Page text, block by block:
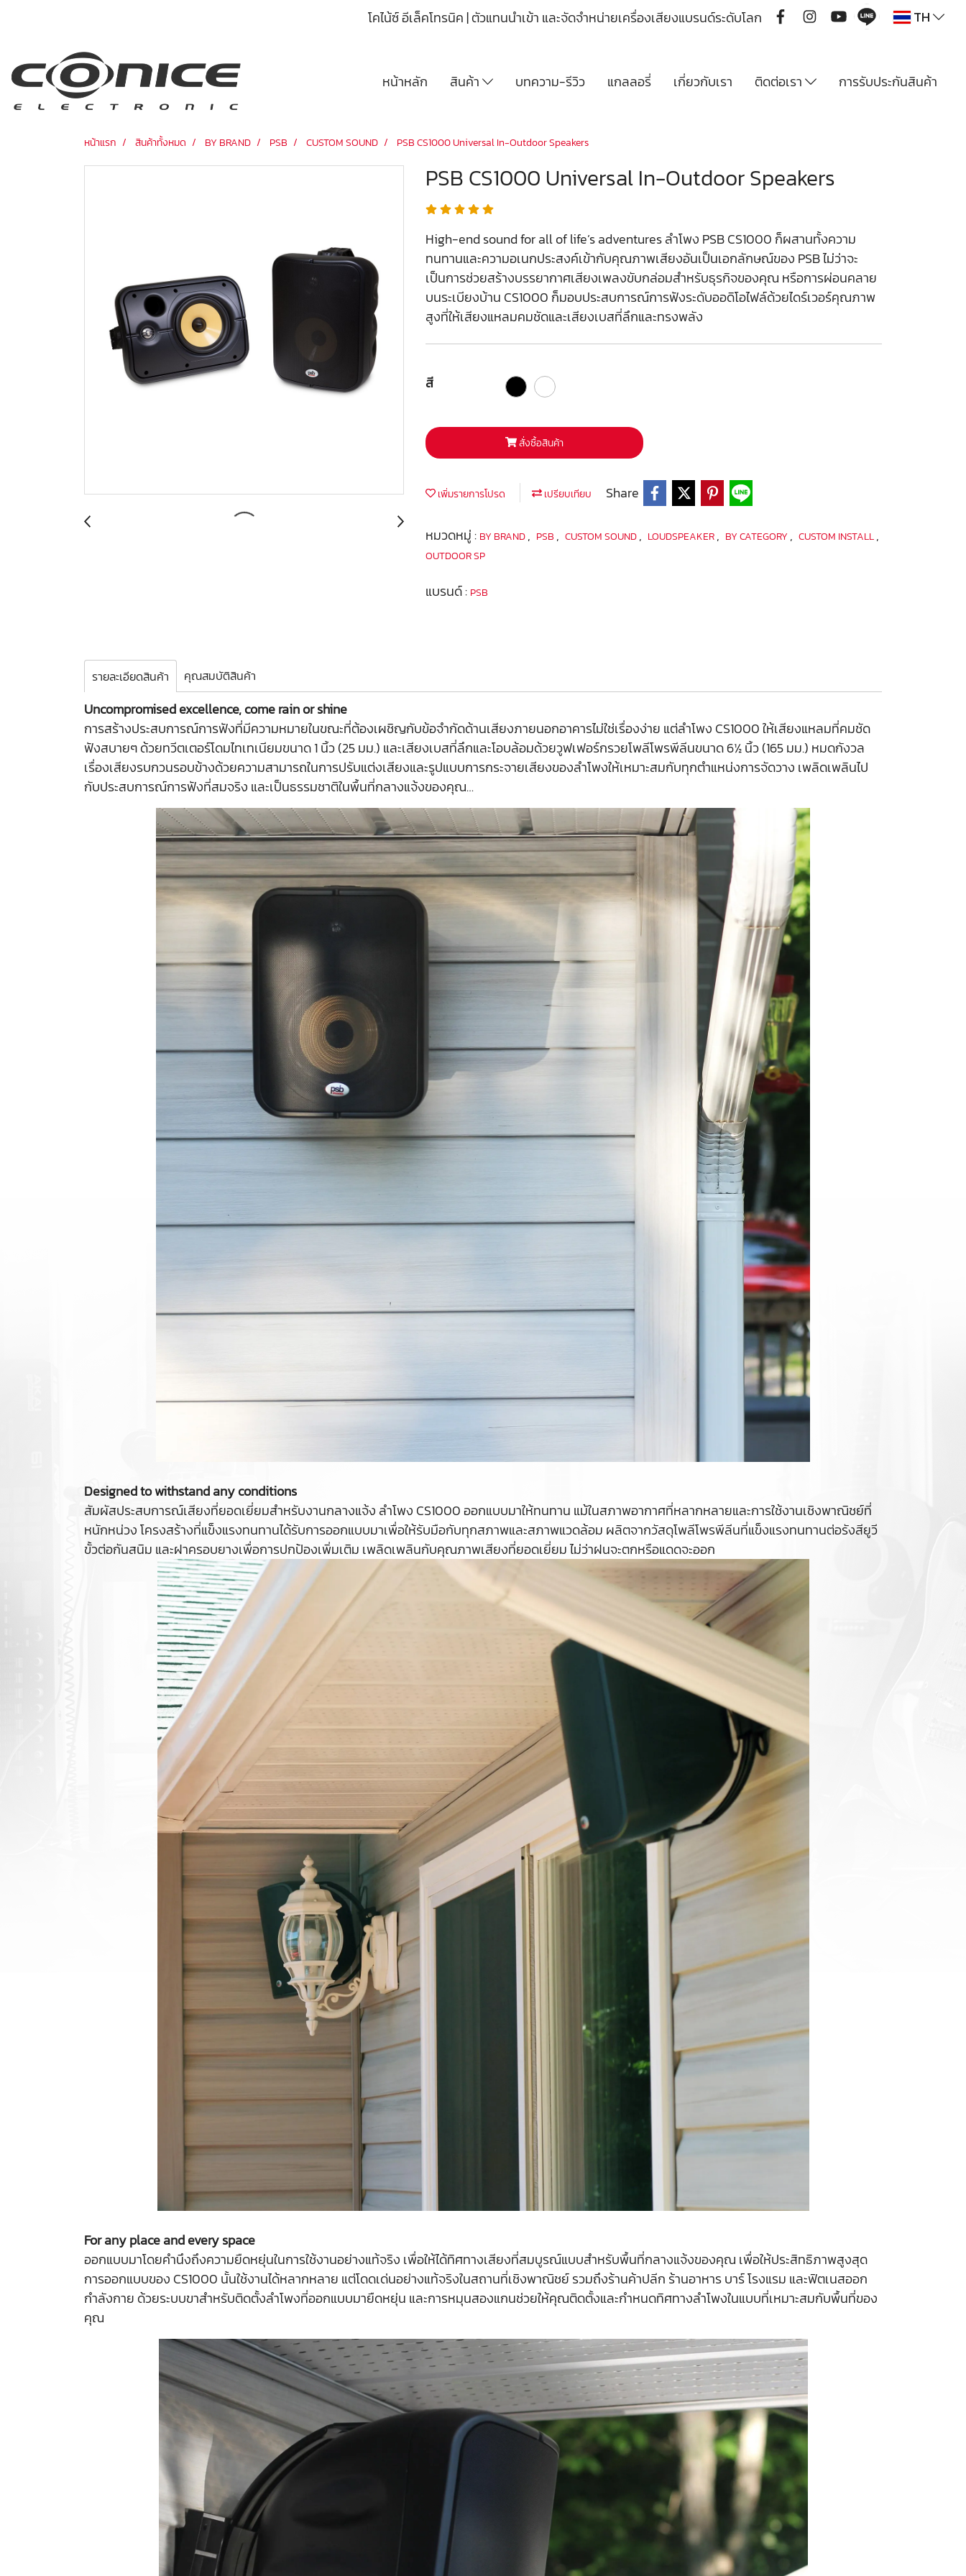
โคไน้ซ์ อีเล็คโทรนิค | ตัวแทนนำเข้า และจัดจำหน่ายเครื่องเสียงแบรนด์ระดับโลก TH
หน้าหลัก สินค้า บทความ-รีวิว แกลลอรี่ เกี่ยวกับเรา ติดต่อเรา การรับประกันสินค้า
หน้าแรก สินค้าทั้งหมด BY BRAND PSB CUSTOM SOUND PSB CS1000 Universal In-Outdoor Speakers
PSB CS1000 Universal In-Outdoor Speakers
High-end sound for all of life’s adventures ลำโพง PSB CS1000 ก็ผสานทั้งความ
ทนทานและความอเนกประสงค์เข้ากับคุณภาพเสียงอันเป็นเอกลักษณ์ของ PSB ไม่ว่าจะ
เป็นการช่วยสร้างบรรยากาศเสียงเพลงขับกล่อมสำหรับธุรกิจของคุณ หรือการผ่อนคลาย
บนระเบียงบ้าน CS1000 ก็มอบประสบการณ์การฟังระดับออดิโอไฟล์ด้วยไดร์เวอร์คุณภาพ
สูงที่ให้เสียงแหลมคมชัดและเสียงเบสที่ลึกและทรงพลัง
สี
สั่งซื้อสินค้า
เพิ่มรายการโปรด เปรียบเทียบ Share
หมวดหมู่ : BY BRAND, PSB , CUSTOM SOUND, LOUDSPEAKER, BY CATEGORY , CUSTOM INSTALL,
OUTDOOR SP
แบรนด์ : PSB
รายละเอียดสินค้า คุณสมบัติสินค้า
Uncompromised excellence, come rain or shine
การสร้างประสบการณ์การฟังที่มีความหมายในขณะที่ต้องเผชิญกับข้อจำกัดด้านเสียงภายนอกอาคารไม่ใช่เรื่องง่าย แต่ลำโพง CS1000 ให้เสียงแหลมที่คมชัด
ฟังสบายๆ ด้วยทวีตเตอร์โดมไทเทเนียมขนาด 1 นิ้ว (25 มม.) และเสียงเบสที่ลึกและโอบล้อมด้วยวูฟเฟอร์กรวยโพลีโพรพีลีนขนาด 6½ นิ้ว (165 มม.) หมดกังวล
เรื่องเสียงรบกวนรอบข้างด้วยความสามารถในการปรับแต่งเสียงและรูปแบบการกระจายเสียงของลำโพงให้เหมาะสมกับทุกตำแหน่งการจัดวาง เพลิดเพลินไป
กับประสบการณ์การฟังที่สมจริง และเป็นธรรมชาติในพื้นที่กลางแจ้งของคุณ…
Designed to withstand any conditions
สัมผัสประสบการณ์เสียงที่ยอดเยี่ยมสำหรับงานกลางแจ้ง ลำโพง CS1000 ออกแบบมาให้ทนทาน แม้ในสภาพอากาศที่หลากหลายและการใช้งานเชิงพาณิชย์ที่
หนักหน่วง โครงสร้างที่แข็งแรงทนทานได้รับการออกแบบมาเพื่อให้รับมือกับทุกสภาพและสภาพแวดล้อม ผลิตจากวัสดุโพลีโพรพีลีนที่แข็งแรงทนทานต่อรังสียูวี
ขั้วต่อกันสนิม และฝาครอบยางเพื่อการปกป้องเพิ่มเติม เพลิดเพลินกับคุณภาพเสียงที่ยอดเยี่ยม ไม่ว่าฝนจะตกหรือแดดจะออก
For any place and every space
ออกแบบมาโดยคำนึงถึงความยืดหยุ่นในการใช้งานอย่างแท้จริง เพื่อให้ได้ทิศทางเสียงที่สมบูรณ์แบบสำหรับพื้นที่กลางแจ้งของคุณ เพื่อให้ประสิทธิภาพสูงสุด
การออกแบบของ CS1000 นั้นใช้งานได้หลากหลาย แต่โดดเด่นอย่างแท้จริงในสถานที่เชิงพาณิชย์ รวมถึงร้านค้าปลีก ร้านอาหาร บาร์ โรงแรม และฟิตเนสออก
กำลังกาย ด้วยระบบขาสำหรับติดตั้งลำโพงที่ออกแบบมายืดหยุ่น และการหมุนสองแกนช่วยให้คุณติดตั้งและกำหนดทิศทางลำโพงในแบบที่เหมาะสมกับพื้นที่ของ
คุณ